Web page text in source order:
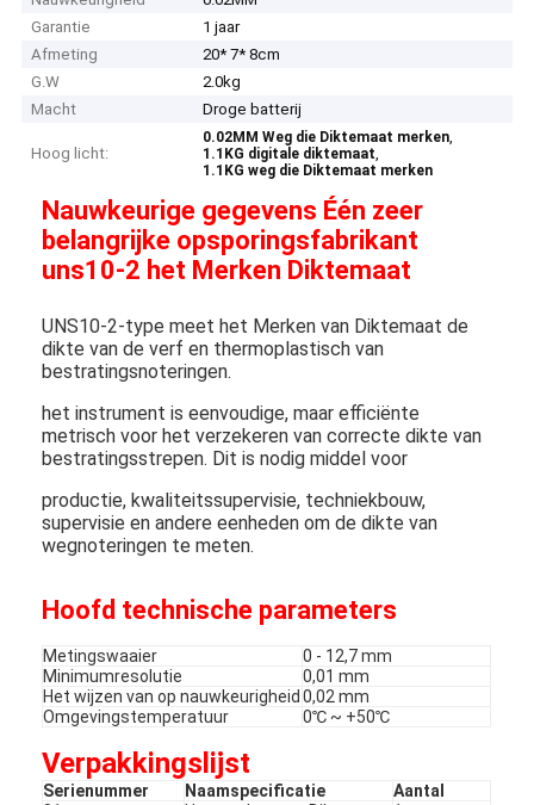
Garantie
1 jaar
Afmeting
20* 7* 8cm
G.W
2.0kg
Macht
Droge batterij
Hoog licht:
0.02MM Weg die Diktemaat merken,
1.1KG digitale diktemaat,
1.1KG weg die Diktemaat merken
Nauwkeurige gegevens Één zeer
belangrijke opsporingsfabrikant
uns10-2 het Merken Diktemaat
UNS10-2-type meet het Merken van Diktemaat de
dikte van de verf en thermoplastisch van
bestratingsnoteringen.
het instrument is eenvoudige, maar efficiënte
metrisch voor het verzekeren van correcte dikte van
bestratingsstrepen. Dit is nodig middel voor
productie, kwaliteitssupervisie, techniekbouw,
supervisie en andere eenheden om de dikte van
wegnoteringen te meten.
Hoofd technische parameters
Metingswaaier
0 - 12,7 mm
Minimumresolutie
0,01 mm
Het wijzen van op nauwkeurigheid 0,02 mm
Omgevingstemperatuur
0℃ ~ +50℃
Verpakkingslijst
Serienummer Naamspecificatie
Aantal